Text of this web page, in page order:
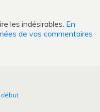
les indésirables. En
de vos commentaires
début